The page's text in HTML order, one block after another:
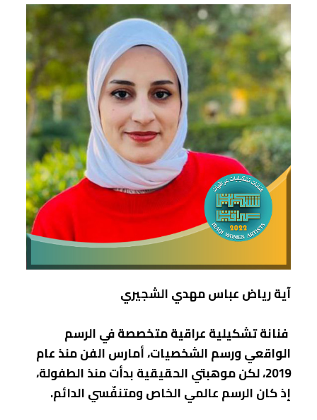
آية رياض عباس مهدي الشجيري
فنانة تشكيلية عراقية متخصصة في الرسم
الواقعي ورسم الشخصيات، أمارس الفن منذ عام
2019، لكن موهبتي الحقيقية بدأت منذ الطفولة،
إذ كان الرسم عالمي الخاص ومتنفّسي الدائم.